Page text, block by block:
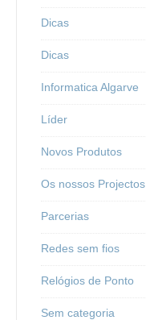
Dicas
Dicas
Informatica Algarve
Líder
Novos Produtos
Os nossos Projectos
Parcerias
Redes sem fios
Relógios de Ponto
Sem categoria